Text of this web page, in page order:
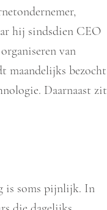
hij sindsdien CEO
van
maandelijks bezocht
Daarnaast zit
is soms pijnlijk. In